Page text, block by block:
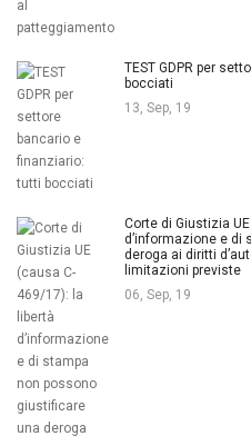
TEST GDPR per
bocciati
13, Sep, 19
Corte di Giustizia
d’informazione e di
deroga ai diritti
limitazioni previste
06, Sep, 19